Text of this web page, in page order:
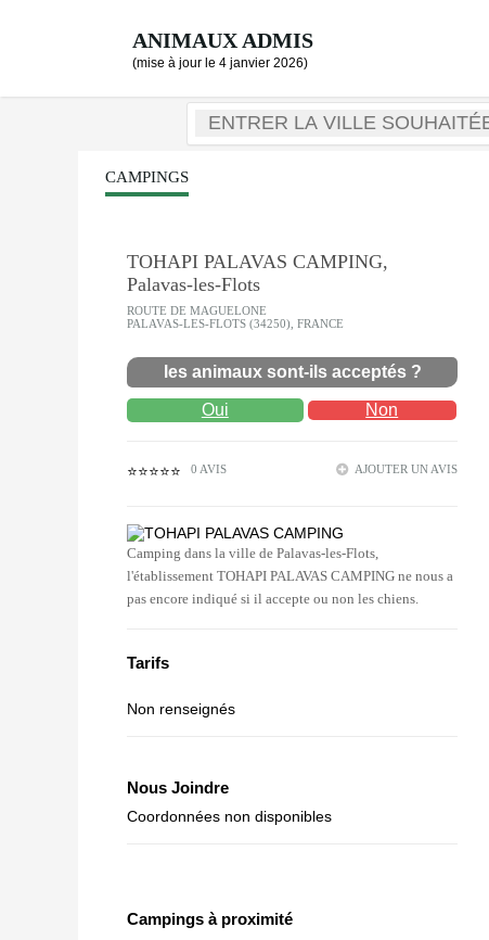
ANIMAUX ADMIS
(mise à jour le 4 janvier 2026)
CAMPINGS
TOHAPI PALAVAS CAMPING,
Palavas-les-Flots
ROUTE DE MAGUELONE
PALAVAS-LES-FLOTS (34250), FRANCE
les animaux sont-ils acceptés ?
Oui Non
⭐⭐⭐⭐⭐ 0 AVIS AJOUTER UN AVIS
Camping dans la ville de Palavas-les-Flots,
l'établissement TOHAPI PALAVAS CAMPING ne nous a
pas encore indiqué si il accepte ou non les chiens.
Tarifs
Non renseignés
Nous Joindre
Coordonnées non disponibles
Campings à proximité